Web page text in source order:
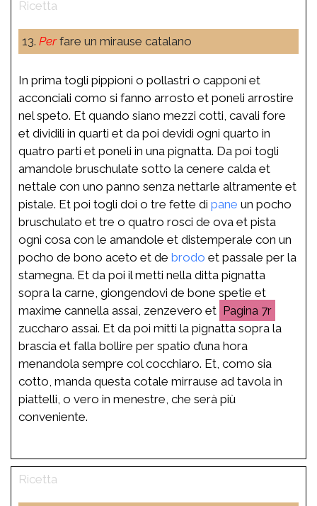
13. Perfare un mirause catalano
In prima togli pippioni o pollastri o capponi et
acconciali como si fanno arrosto et poneli arrostire
nel speto. Et quando siano mezzi cotti, cavali fore
et dividili in quarti et da poi devidi ogni quarto in
quatro parti et poneli in una pignatta. Da poi togli
amandole bruschulate sotto la cenere calda et
nettale con uno panno senza nettarle altramente et
pistale. Et poi togli doi o tre fette di pane un pocho
bruschulato et tre o quatro rosci de ova et pista
ogni cosa con le amandole et distemperale con un
pocho de bono aceto et de brodo et passale per la
stamegna. Et da poi il metti nella ditta pignatta
sopra la carne, giongendovi de bone spetie et
maxime cannella assai, zenzevero et
7r
zuccharo assai. Et da poi mitti la pignatta sopra la
brascia et falla bollire per spatio d’una hora
menandola sempre col cocchiaro. Et, como sia
cotto, manda questa cotale mirrause ad tavola in
piattelli, o vero in menestre, che serà più
conveniente.